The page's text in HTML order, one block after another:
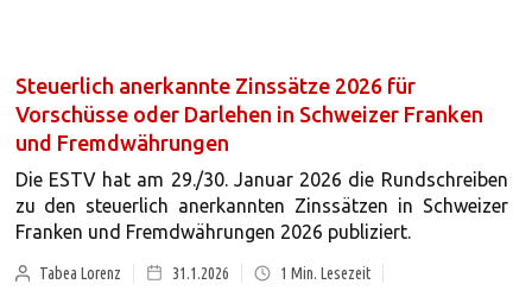
Steuerlich anerkannte Zinssätze 2026 für
Vorschüsse oder Darlehen in Schweizer Franken
und Fremdwährungen
Die ESTV hat am 29./30. Januar 2026 die Rundschreiben
zu den steuerlich anerkannten Zinssätzen in Schweizer
Franken und Fremdwährungen 2026 publiziert.
Tabea Lorenz 31.1.2026 1 Min. Lesezeit